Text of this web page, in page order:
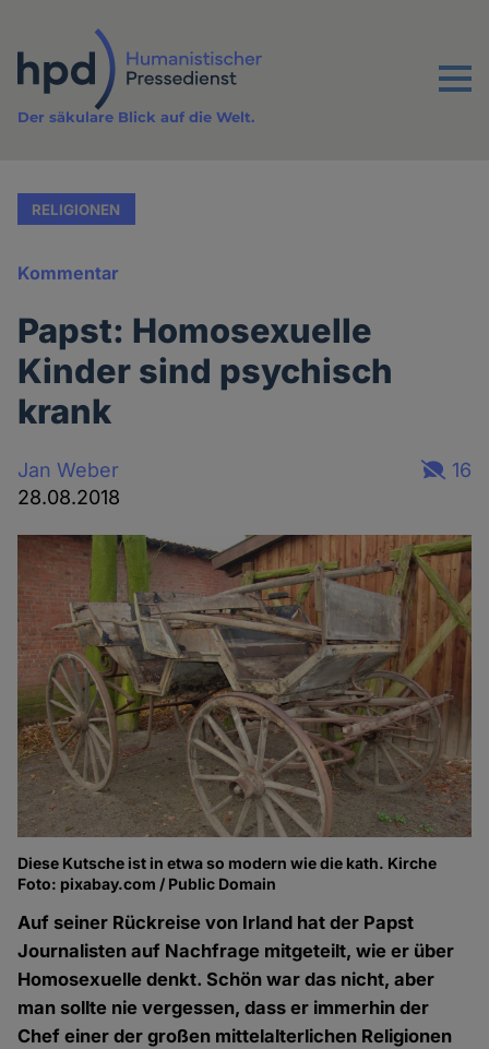
Inhalt
Menu
Der säkulare Blick auf die Welt.
RELIGIONEN
Kommentar
Papst: Homosexuelle
Kinder sind psychisch
krank
Jan Weber
28.08.2018
16
Diese Kutsche ist in etwa so modern wie die kath. Kirche
Foto: pixabay.com / Public Domain
Auf seiner Rückreise von Irland hat der Papst
Journalisten auf Nachfrage mitgeteilt, wie er über
Homosexuelle denkt. Schön war das nicht, aber
man sollte nie vergessen, dass er immerhin der
Chef einer der großen mittelalterlichen Religionen